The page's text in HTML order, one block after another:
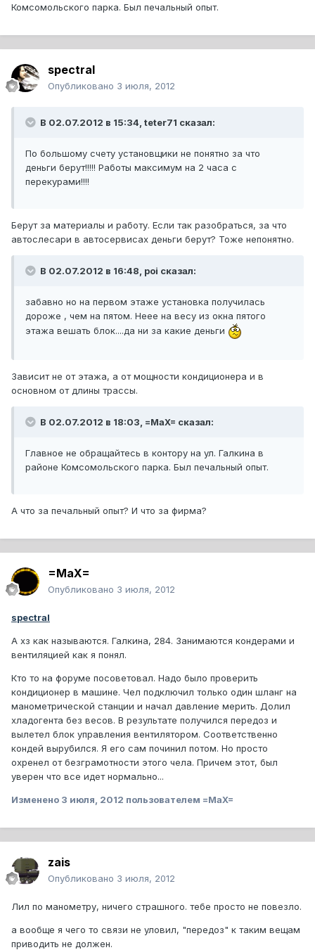
Комсомольского парка. Был печальный опыт.
spectral
Опубликовано 3 июля, 2012
В 02.07.2012 в 15:34, teter71 сказал:
По большому счету установщики не понятно за что
деньги берут!!!!! Работы максимум на 2 часа с
перекурами!!!!
Берут за материалы и работу. Если так разобраться, за что
автослесари в автосервисах деньги берут? Тоже непонятно.
В 02.07.2012 в 16:48, poi сказал:
забавно но на первом этаже установка получилась
дороже , чем на пятом. Неее на весу из окна пятого
этажа вешать блок....да ни за какие деньги
Зависит не от этажа, а от мощности кондиционера и в
основном от длины трассы.
В 02.07.2012 в 18:03, =MaX= сказал:
Главное не обращайтесь в контору на ул. Галкина в
районе Комсомольского парка. Был печальный опыт.
А что за печальный опыт? И что за фирма?
=MaX=
Опубликовано 3 июля, 2012
spectral
А хз как называются. Галкина, 284. Занимаются кондерами и
вентиляцией как я понял.
Кто то на форуме посоветовал. Надо было проверить
кондиционер в машине. Чел подключил только один шланг на
манометрической станции и начал давление мерить. Долил
хладогента без весов. В результате получился передоз и
вылетел блок управления вентилятором. Соответственно
кондей вырубился. Я его сам починил потом. Но просто
охренел от безграмотности этого чела. Причем этот, был
уверен что все идет нормально...
Изменено 3 июля, 2012 пользователем =MaX=
zais
Опубликовано 3 июля, 2012
Лил по манометру, ничего страшного. тебе просто не повезло.
а вообще я чего то связи не уловил, "передоз" к таким вещам
приводить не должен.